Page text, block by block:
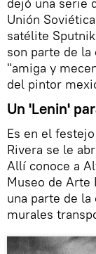
dejó una serie
Unión
satélite
son parte de
"amiga y
del pintor
Un 'Lenin'
Es en el
Rivera se le
Allí conoce a
Museo de Arte
una parte de
murales